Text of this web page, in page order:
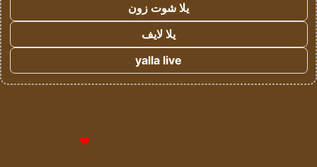
يلا شوت زون
يلا لايف
yalla live